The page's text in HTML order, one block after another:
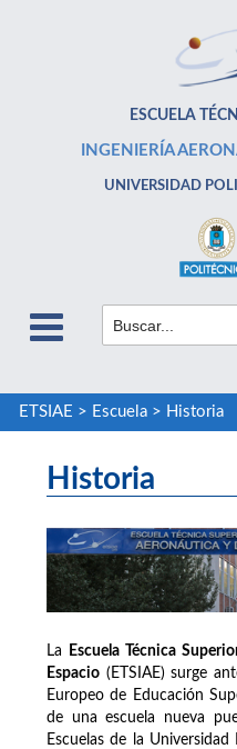
ESCUELA
INGENIERÍA
UNIVERSIDAD
ETSIAE > Escuela> Historia
Historia
La
Escuela Técnica
Espacio (ETSIAE) surge
Europeo de Educación
de una escuela nueva
Escuelas de la